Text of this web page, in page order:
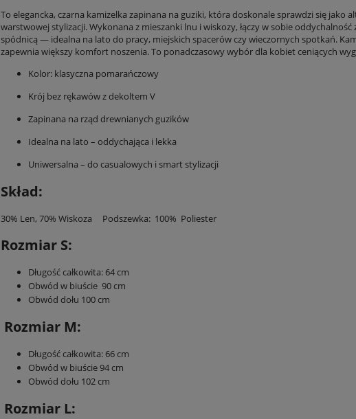
To elegancka, czarna kamizelka zapinana na guziki, która doskonale sprawdzi się jako
warstwowej stylizacji. Wykonana z mieszanki lnu i wiskozy, łączy w sobie
spódnicą — idealna na lato do pracy, miejskich spacerów czy wieczornych spotkań.
zapewnia większy komfort noszenia. To ponadczasowy wybór dla kobiet ceniących
Kolor: klasyczna pomarańczowy
Krój bez rękawów z dekoltem V
Zapinana na rząd drewnianych guzików
Idealna na lato – oddychająca i lekka
Uniwersalna – do casualowych i smart stylizacji
Skład:
30% Len, 70% Wiskoza Podszewka: 100% Poliester
Rozmiar S:
Długość całkowita: 64 cm
Obwód w biuście 90 cm
Obwód dołu 100 cm
Rozmiar M:
Długość całkowita: 66 cm
Obwód w biuście 94 cm
Obwód dołu 102 cm
Rozmiar L: